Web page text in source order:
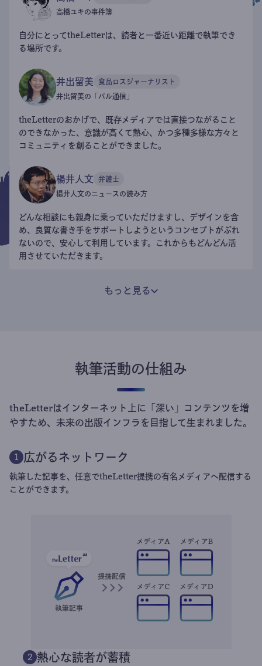
高橋ユキの事件簿
自分にとってtheLetterは、読者と一番近い距離で執筆でき
る場所です。
井出留美 食品ロスジャーナリスト
井出留美の「パル通信」
theLetterのおかげで、既存メディアでは直接つながること
のできなかった、意識が高くて熱心、かつ多種多様な方々と
コミュニティを創ることができました。
楊井人文 弁護士
楊井人文のニュースの読み方
どんな相談にも親身に乗っていただけますし、デザインを含
め、良質な書き手をサポートしようというコンセプトがぶれ
ないので、安心して利用しています。これからもどんどん活
用させていただきます。
もっと見る
執筆活動の仕組み
theLetterはインターネット上に「深い」コンテンツを増
やすため、未来の出版インフラを目指して生まれました。
1 広がるネットワーク
執筆した記事を、任意でtheLetter提携の有名メディアへ配信する
ことができます。
2 熱心な読者が蓄積